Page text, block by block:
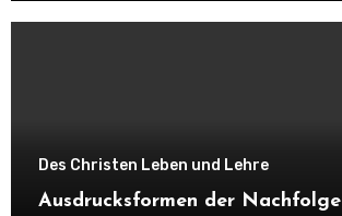
Des Christen Leben und Lehre
Ausdrucksformen der Nachfolge